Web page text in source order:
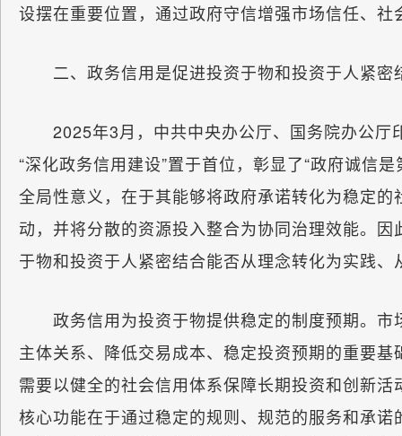
设摆在重要位置，通过政府守信增强市场信任、社
二、政务信用是促进投资于物和投资于人紧密
2025年3月，中共中央办公厅、国务院办公厅
“深化政务信用建设”置于首位，彰显了“政府诚信
全局性意义，在于其能够将政府承诺转化为稳定
动，并将分散的资源投入整合为协同治理效能。
于物和投资于人紧密结合能否从理念转化为实践、
政务信用为投资于物提供稳定的制度预期。市
主体关系、降低交易成本、稳定投资预期的重要
需要以健全的社会信用体系保障长期投资和创新
核心功能在于通过稳定的规则、规范的服务和承